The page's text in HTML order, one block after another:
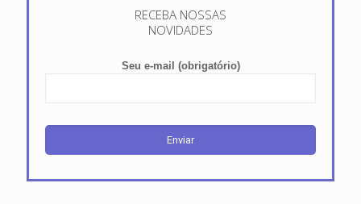
RECEBA NOSSAS
NOVIDADES
Seu e-mail (obrigatório)